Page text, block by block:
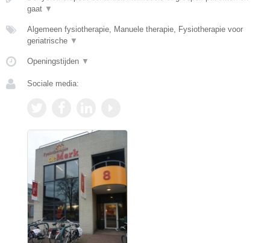
gaat ▼
Algemeen fysiotherapie, Manuele therapie, Fysiotherapie voor
geriatrische ▼
Openingstijden ▼
Sociale media: